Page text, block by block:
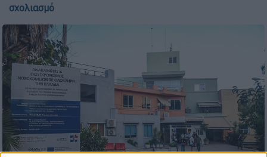
σχολιασμό